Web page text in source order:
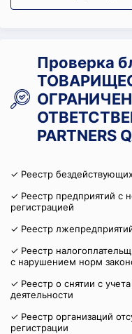
Проверка
PARTNERS
✓ Реестр
✓ Реестр предприятий с
регистрацией
✓ Реестр
✓ Реестр
с нарушением норм
✓ Реестр о снятии с
деятельности
✓ Реестр организаций
регистрации